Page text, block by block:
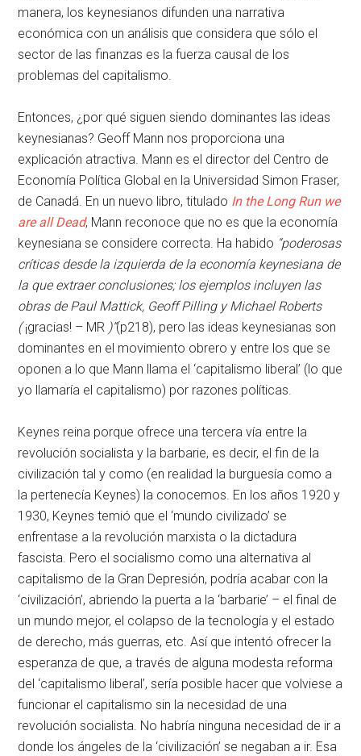
manera, los keynesianos difunden una narrativa
económica con un análisis que considera que sólo el
sector de las finanzas es la fuerza causal de los
problemas del capitalismo.
Entonces, ¿por qué siguen siendo dominantes las ideas
keynesianas? Geoff Mann nos proporciona una
explicación atractiva. Mann es el director del Centro de
Economía Política Global en la Universidad Simon Fraser,
de Canadá. En un nuevo libro, titulado In the Long Run we
are all Dead, Mann reconoce que no es que la economía
keynesiana se considere correcta. Ha habido “poderosas
críticas desde la izquierda de la economía keynesiana de
la que extraer conclusiones; los ejemplos incluyen las
obras de Paul Mattick, Geoff Pilling y Michael Roberts
(¡gracias! – MR )”(p218), pero las ideas keynesianas son
dominantes en el movimiento obrero y entre los que se
oponen a lo que Mann llama el ‘capitalismo liberal’ (lo que
yo llamaría el capitalismo) por razones políticas.
Keynes reina porque ofrece una tercera vía entre la
revolución socialista y la barbarie, es decir, el fin de la
civilización tal y como (en realidad la burguesía como a
la pertenecía Keynes) la conocemos. En los años 1920 y
1930, Keynes temió que el ‘mundo civilizado’ se
enfrentase a la revolución marxista o la dictadura
fascista. Pero el socialismo como una alternativa al
capitalismo de la Gran Depresión, podría acabar con la
‘civilización’, abriendo la puerta a la ‘barbarie’ – el final de
un mundo mejor, el colapso de la tecnología y el estado
de derecho, más guerras, etc. Así que intentó ofrecer la
esperanza de que, a través de alguna modesta reforma
del ‘capitalismo liberal’, sería posible hacer que volviese a
funcionar el capitalismo sin la necesidad de una
revolución socialista. No habría ninguna necesidad de ir a
donde los ángeles de la ‘civilización’ se negaban a ir. Esa